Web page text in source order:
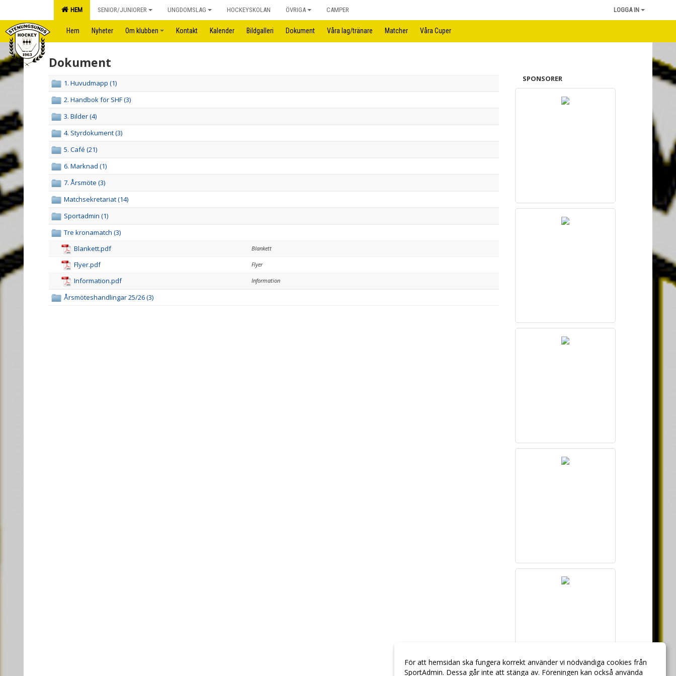
HEM SENIOR/JUNIORER UNGDOMSLAG HOCKEYSKOLAN ÖVRIGA CAMPER LOGGA IN
Hem Nyheter Om klubben Kontakt Kalender Bildgalleri Dokument Våra lag/tränare Matcher Våra Cuper
Dokument
1. Huvudmapp (1)
2. Handbok för SHF (3)
3. Bilder (4)
4. Styrdokument (3)
5. Café (21)
6. Marknad (1)
7. Årsmöte (3)
Matchsekretariat (14)
Sportadmin (1)
Tre kronamatch (3)
Blankett.pdf
Blankett
Flyer.pdf Flyer
Information.pdf Information
Årsmöteshandlingar 25/26 (3)
SPONSORER
För att hemsidan ska fungera korrekt använder vi nödvändiga cookies från
SportAdmin. Dessa går inte att stänga av. Föreningen kan också använda